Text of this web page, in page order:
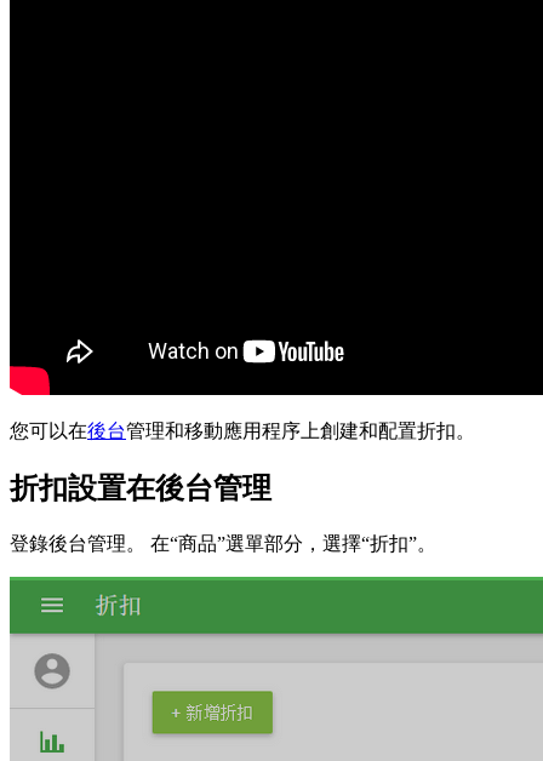
您可以在後台管理和移動應用程序上創建和配置折扣。
折扣設置在後台管理
登錄後台管理。 在“商品”選單部分，選擇“折扣”。